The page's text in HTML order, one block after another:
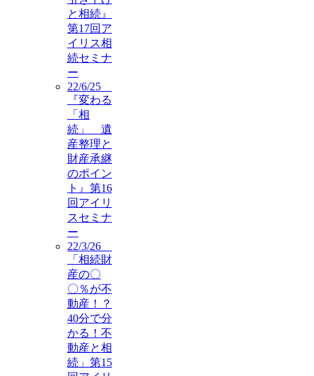
と相続』
第17回ア
イリス相
続セミナ
ー
22/6/25
『変わる
「相
続」 遺
産整理と
財産承継
のポイン
ト』第16
回アイリ
スセミナ
ー
22/3/26
「相続財
産の〇
〇％が不
動産！？
40分で分
かる！不
動産と相
続」第15